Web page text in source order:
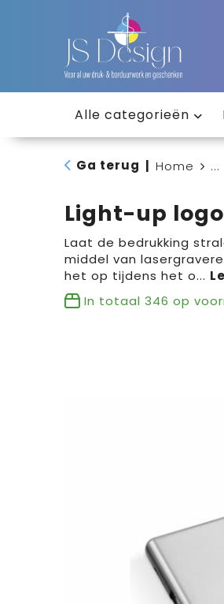
Alle categorieën
Ga terug Home ...
Light-up
Laat de bedrukking
middel van
het op tijdens het o...
In totaal 346 op